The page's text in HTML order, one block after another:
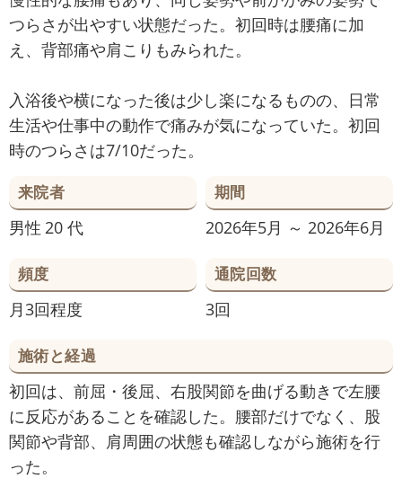
つらさが出やすい状態だった。初回時は腰痛に加
え、背部痛や肩こりもみられた。
入浴後や横になった後は少し楽になるものの、日常
生活や仕事中の動作で痛みが気になっていた。初回
時のつらさは7/10だった。
来院者
男性 20 代
期間
2026年5月 ～ 2026年6月
頻度
月3回程度
通院回数
3回
施術と経過
初回は、前屈・後屈、右股関節を曲げる動きで左腰
に反応があることを確認した。腰部だけでなく、股
関節や背部、肩周囲の状態も確認しながら施術を行
った。